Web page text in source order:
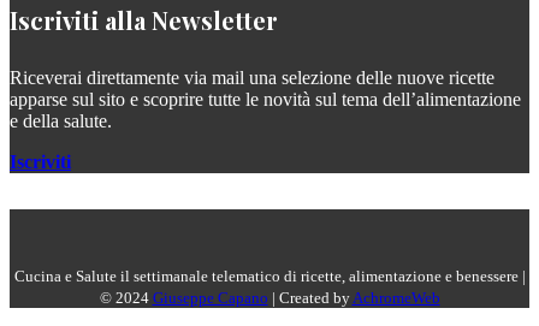
Iscriviti alla Newsletter
Riceverai direttamente via mail una selezione delle nuove ricette
apparse sul sito e scoprire tutte le novità sul tema dell’alimentazione
e della salute.
Iscriviti
Cucina e Salute il settimanale telematico di ricette, alimentazione e benessere |
© 2024 Giuseppe Capano | Created byAchromeWeb